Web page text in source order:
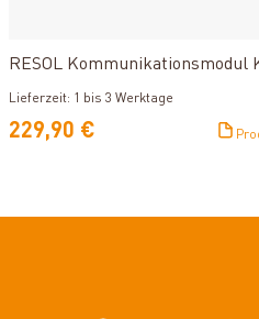
RESOL Kommunikationsmodul
Lieferzeit: 1 bis 3 Werktage
229,90 €